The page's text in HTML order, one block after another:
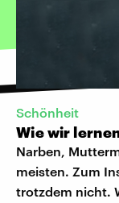
Schönheit
Wie wir
Narben,
meisten. Zum
trotzdem nicht.